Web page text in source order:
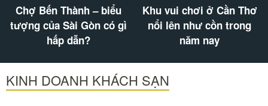
Chợ Bến Thành – biểu
tượng của Sài Gòn có gì
hấp dẫn?
Khu vui chơi ở Cần Thơ
nổi lên như cồn trong
năm nay
KINH DOANH KHÁCH SẠN